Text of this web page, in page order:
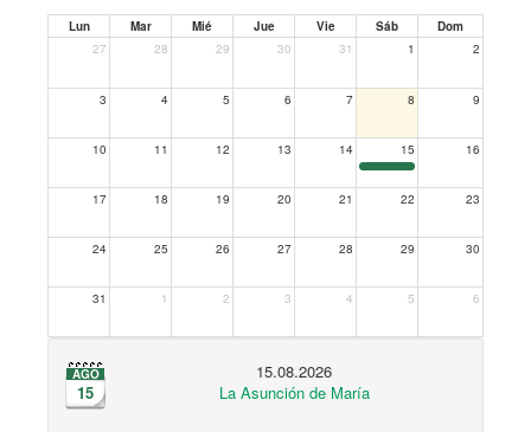
Lun Mar Mié Jue Vie Sáb
Dom
27
28 29 30 31 1 2
3 4 5 6 7 8 9
10 11 12 13 14 15 16
17 18 19 20 21 22 23
24 25 26 27 28 29 30
31 1 2 3 4 5 6
AGO
15
15.08.2026
La Asunción de María